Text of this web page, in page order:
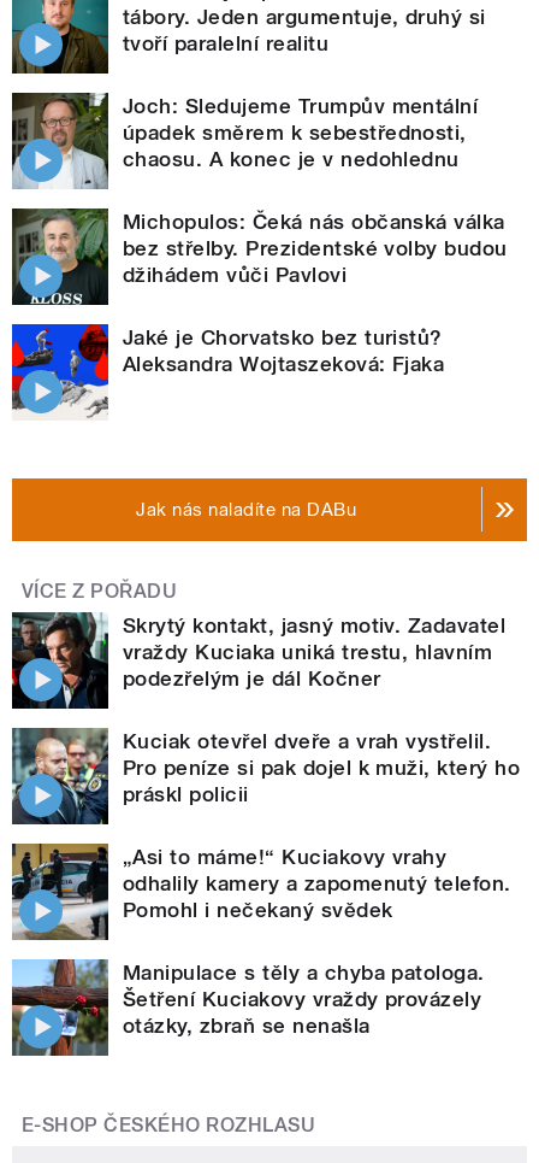
tábory. Jeden argumentuje, druhý si
tvoří paralelní realitu
Joch: Sledujeme Trumpův mentální
úpadek směrem k sebestřednosti,
chaosu. A konec je v nedohlednu
Michopulos: Čeká nás občanská válka
bez střelby. Prezidentské volby budou
džihádem vůči Pavlovi
Jaké je Chorvatsko bez turistů?
Aleksandra Wojtaszeková: Fjaka
Jak nás naladíte na DABu
VÍCE Z POŘADU
Skrytý kontakt, jasný motiv. Zadavatel
vraždy Kuciaka uniká trestu, hlavním
podezřelým je dál Kočner
Kuciak otevřel dveře a vrah vystřelil.
Pro peníze si pak dojel k muži, který ho
práskl policii
„Asi to máme!“ Kuciakovy vrahy
odhalily kamery a zapomenutý telefon.
Pomohl i nečekaný svědek
Manipulace s těly a chyba patologa.
Šetření Kuciakovy vraždy provázely
otázky, zbraň se nenašla
E-SHOP ČESKÉHO ROZHLASU